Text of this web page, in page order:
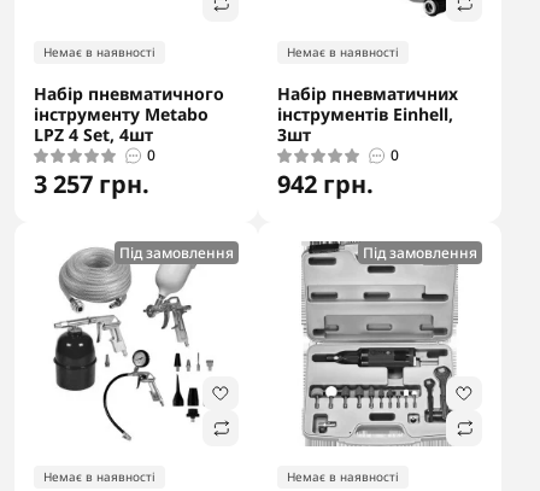
Немає в наявності
Набір пневматичного
інструменту Metabo
LPZ 4 Set, 4шт
0
3 257 грн.
Немає в наявності
Набір пневматичних
інструментів Einhell,
3шт
0
942 грн.
Під замовлення
Немає в наявності
Під замовлення
Немає в наявності